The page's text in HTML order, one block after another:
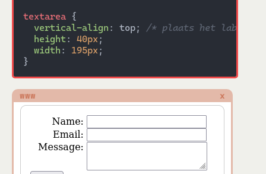
textarea {
vertical-align : top; /* plaats het label
height: 40px;
width : 195px;
www x